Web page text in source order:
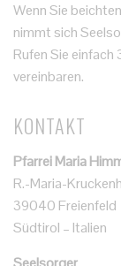
Wenn Sie
nimmt sich
Rufen Sie
vereinbaren.
KONTAKT
Pfarrei Maria
R.-Maria-
39040 Freienfeld
Südtirol – Italien